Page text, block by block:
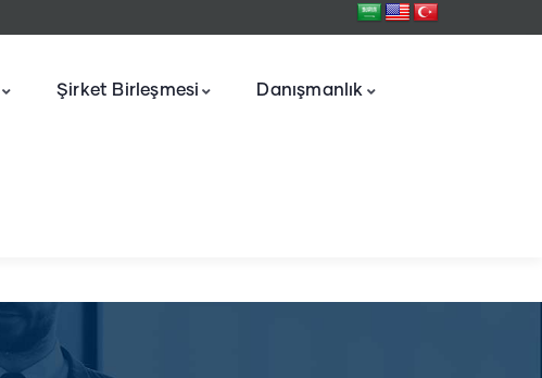
Şirket Birleşmesi Danışmanlık